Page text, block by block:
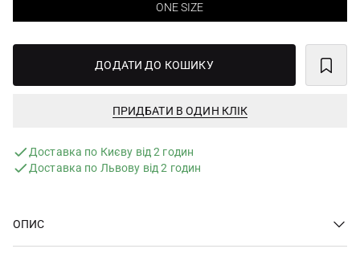
ONE SIZE
ДОДАТИ ДО КОШИКУ
ПРИДБАТИ В ОДИН КЛІК
Доставка по Києву від 2 годин
Доставка по Львову від 2 годин
ОПИС